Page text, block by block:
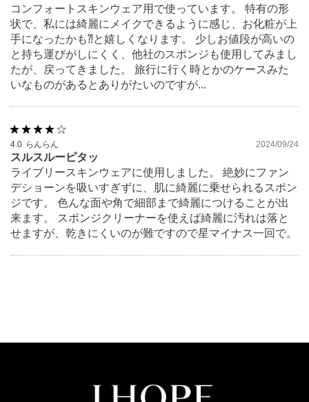
コンフォートスキンウェア用で使っています。 特有の形
状で、私には綺麗にメイクできるように感じ、お化粧が上
手になったかも⁈と嬉しくなります。 少しお値段が高いの
と持ち運びがしにくく、他社のスポンジも使用してみまし
たが、戻ってきました。 旅行に行く時とかのケースみた
いなものがあるとありがたいのですが...
4.0 らんらん 2024/09/24
スルスルーピタッ
ライブリースキンウェアに使用しました。 絶妙にファン
デショーンを吸いすぎずに、肌に綺麗に乗せられるスポン
ジです。 色んな面や角で細部まで綺麗につけることが出
来ます。 スポンジクリーナーを使えば綺麗に汚れは落と
せますが、乾きにくいのが難ですので星マイナス一回で。